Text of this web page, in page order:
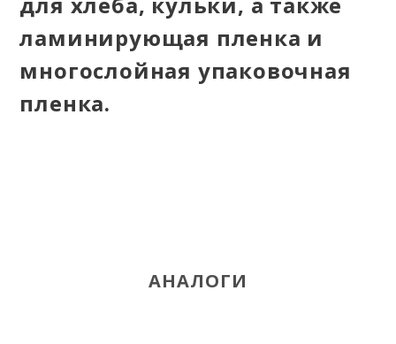
ламинирующая пленка и
многослойная упаковочная
пленка.
АНАЛОГИ